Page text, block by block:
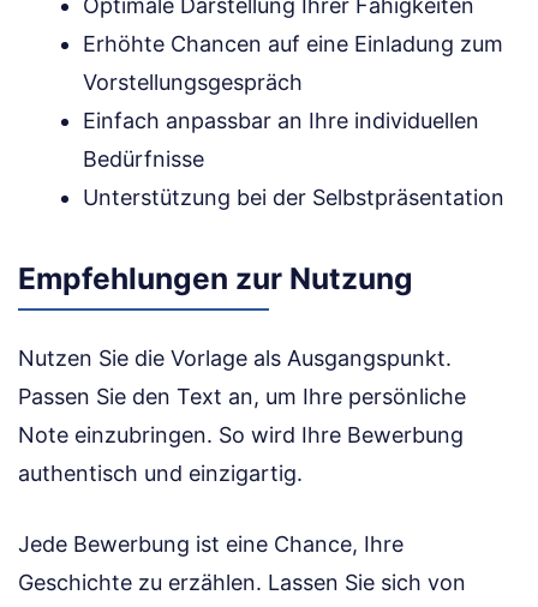
Optimale Darstellung Ihrer Fähigkeiten
Erhöhte Chancen auf eine Einladung zum
Vorstellungsgespräch
Einfach anpassbar an Ihre individuellen
Bedürfnisse
Unterstützung bei der Selbstpräsentation
Empfehlungen zur Nutzung
Nutzen Sie die Vorlage als Ausgangspunkt.
Passen Sie den Text an, um Ihre persönliche
Note einzubringen. So wird Ihre Bewerbung
authentisch und einzigartig.
Jede Bewerbung ist eine Chance, Ihre
Geschichte zu erzählen. Lassen Sie sich von